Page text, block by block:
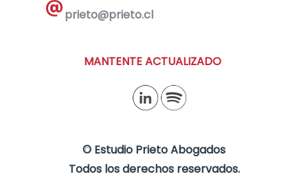
prieto@prieto.cl
MANTENTE ACTUALIZADO
© Estudio Prieto Abogados
Todos los derechos reservados.